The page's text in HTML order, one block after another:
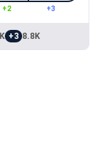
+2 +3
+3 8.8K